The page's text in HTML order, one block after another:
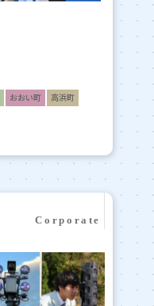
おおい町 高浜町